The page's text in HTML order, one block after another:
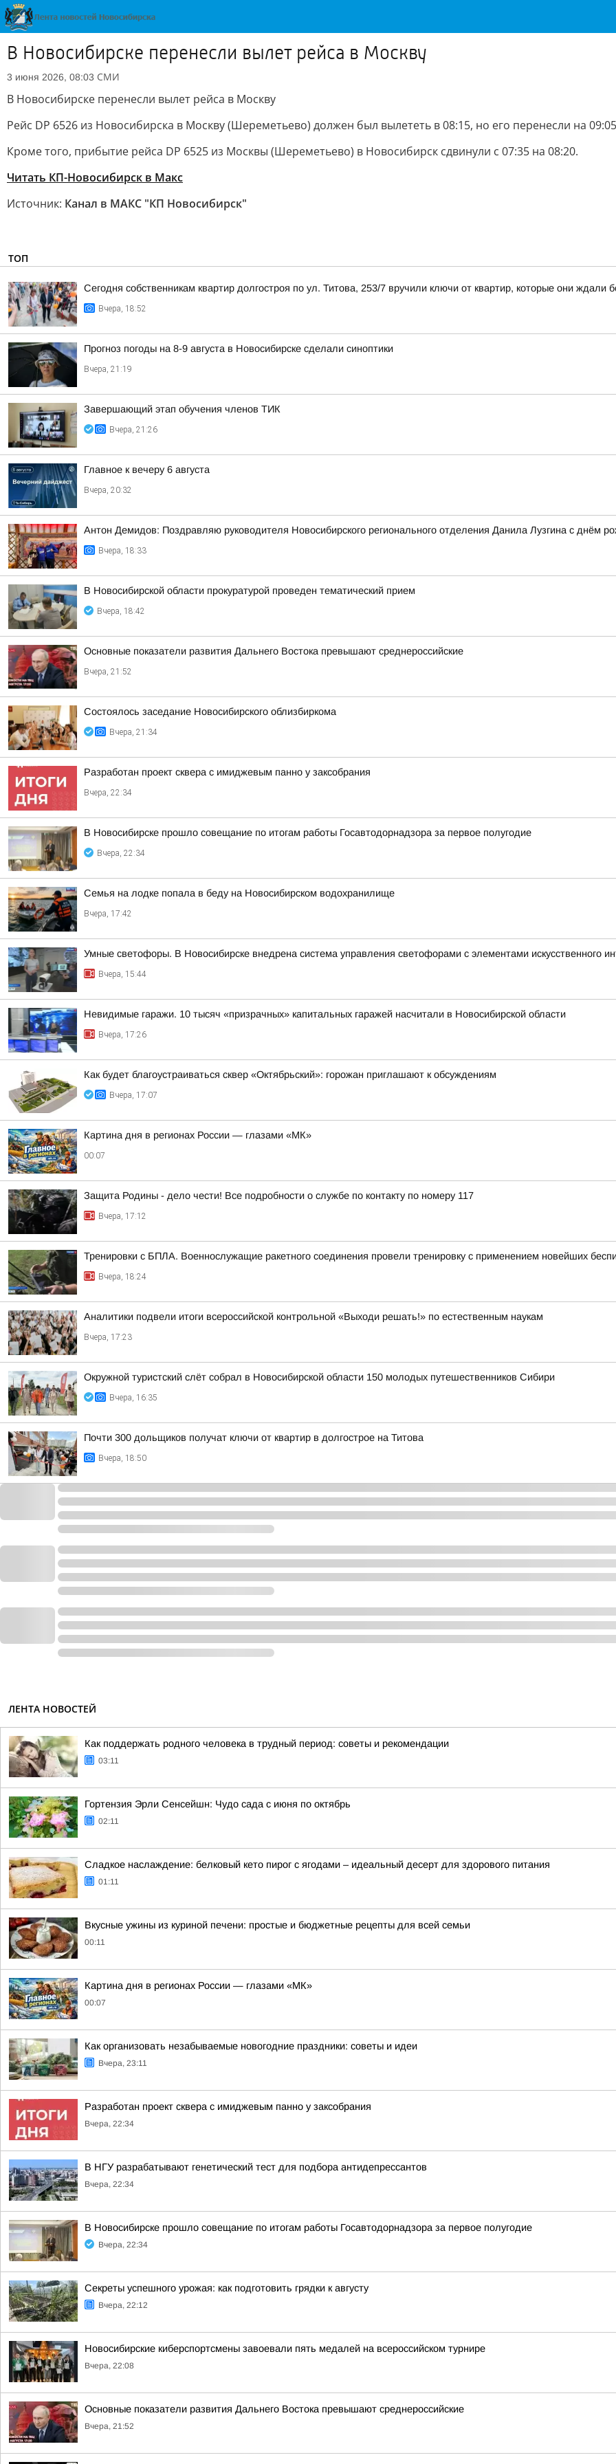
В Новосибирске перенесли вылет рейса в Москву
3 июня 2026, 08:03 СМИ
В Новосибирске перенесли вылет рейса в Москву
Рейс DP 6526 из Новосибирска в Москву (Шереметьево) должен был вылететь в 08:15, но его перенесли на
Кроме того, прибытие рейса DP 6525 из Москвы (Шереметьево) в Новосибирск сдвинули с 07:35 на 08:20.
Читать КП-Новосибирск в Макс
Источник: Канал в МАКС "КП Новосибирск"
ТОП
Сегодня собственникам квартир долгостроя по ул. Титова, 253/7 вручили ключи от квартир, которые они ждали
Вчера, 18:52
Прогноз погоды на 8-9 августа в Новосибирске сделали синоптики
Вчера, 21:19
Завершающий этап обучения членов ТИК
Вчера, 21:26
Главное к вечеру 6 августа
Вчера, 20:32
Антон Демидов: Поздравляю руководителя Новосибирского регионального отделения Данила Лузгина с днём
Вчера, 18:33
В Новосибирской области прокуратурой проведен тематический прием
Вчера, 18:42
Основные показатели развития Дальнего Востока превышают среднероссийские
Вчера, 21:52
Состоялось заседание Новосибирского облизбиркома
Вчера, 21:34
Разработан проект сквера с имиджевым панно у заксобрания
Вчера, 22:34
В Новосибирске прошло совещание по итогам работы Госавтодорнадзора за первое полугодие
Вчера, 22:34
Семья на лодке попала в беду на Новосибирском водохранилище
Вчера, 17:42
Умные светофоры. В Новосибирске внедрена система управления светофорами с элементами искусственного
Вчера, 15:44
Невидимые гаражи. 10 тысяч «призрачных» капитальных гаражей насчитали в Новосибирской области
Вчера, 17:26
Как будет благоустраиваться сквер «Октябрьский»: горожан приглашают к обсуждениям
Вчера, 17:07
Картина дня в регионах России — глазами «МК»
00:07
Защита Родины - дело чести! Все подробности о службе по контакту по номеру 117
Вчера, 17:12
Тренировки с БПЛА. Военнослужащие ракетного соединения провели тренировку с применением новейших
Вчера, 18:24
Аналитики подвели итоги всероссийской контрольной «Выходи решать!» по естественным наукам
Вчера, 17:23
Окружной туристский слёт собрал в Новосибирской области 150 молодых путешественников Сибири
Вчера, 16:35
Почти 300 дольщиков получат ключи от квартир в долгострое на Титова
Вчера, 18:50
ЛЕНТА НОВОСТЕЙ
Как поддержать родного человека в трудный период: советы и рекомендации
03:11
Гортензия Эрли Сенсейшн: Чудо сада с июня по октябрь
02:11
Сладкое наслаждение: белковый кето пирог с ягодами – идеальный десерт для здорового питания
01:11
Вкусные ужины из куриной печени: простые и бюджетные рецепты для всей семьи
00:11
Картина дня в регионах России — глазами «МК»
00:07
Как организовать незабываемые новогодние праздники: советы и идеи
Вчера, 23:11
Разработан проект сквера с имиджевым панно у заксобрания
Вчера, 22:34
В НГУ разрабатывают генетический тест для подбора антидепрессантов
Вчера, 22:34
В Новосибирске прошло совещание по итогам работы Госавтодорнадзора за первое полугодие
Вчера, 22:34
Секреты успешного урожая: как подготовить грядки к августу
Вчера, 22:12
Новосибирские киберспортсмены завоевали пять медалей на всероссийском турнире
Вчера, 22:08
Основные показатели развития Дальнего Востока превышают среднероссийские
Вчера, 21:52